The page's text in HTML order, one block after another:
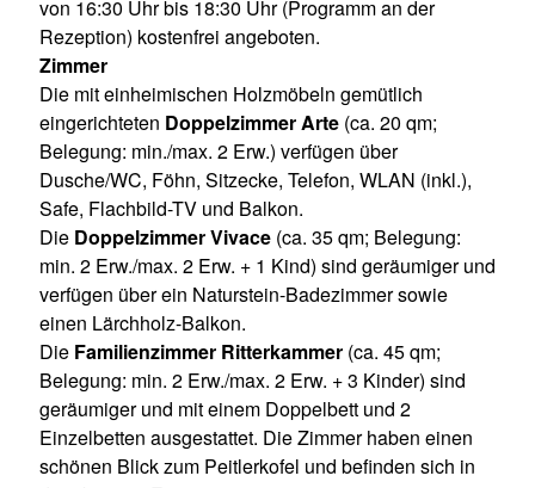
von 16:30 Uhr bis 18:30 Uhr (Programm an der
Rezeption) kostenfrei angeboten.
Zimmer
Die mit einheimischen Holzmöbeln gemütlich
eingerichteten Doppelzimmer Arte (ca. 20 qm;
Belegung: min./max. 2 Erw.) verfügen über
Dusche/WC, Föhn, Sitzecke, Telefon, WLAN (inkl.),
Safe, Flachbild-TV und Balkon.
Die Doppelzimmer Vivace (ca. 35 qm; Belegung:
min. 2 Erw./max. 2 Erw. + 1 Kind) sind geräumiger und
verfügen über ein Naturstein-Badezimmer sowie
einen Lärchholz-Balkon.
Die Familienzimmer Ritterkammer (ca. 45 qm;
Belegung: min. 2 Erw./max. 2 Erw. + 3 Kinder) sind
geräumiger und mit einem Doppelbett und 2
Einzelbetten ausgestattet. Die Zimmer haben einen
schönen Blick zum Peitlerkofel und befinden sich in